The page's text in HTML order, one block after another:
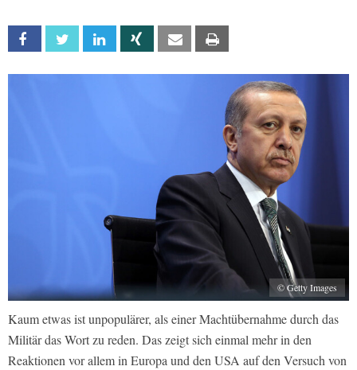
Facebook Twitter Linkedin Xing Email
© Getty Images
Kaum etwas ist unpopulärer, als einer Machtübernahme durch das
Militär das Wort zu reden. Das zeigt sich einmal mehr in den
Reaktionen vor allem in Europa und den USA auf den Versuch von